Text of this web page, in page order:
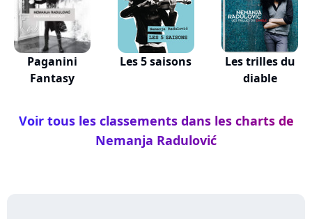
Paganini
Fantasy
Les 5 saisons
Les trilles du
diable
Voir tous les classements dans les charts de
Nemanja Radulović